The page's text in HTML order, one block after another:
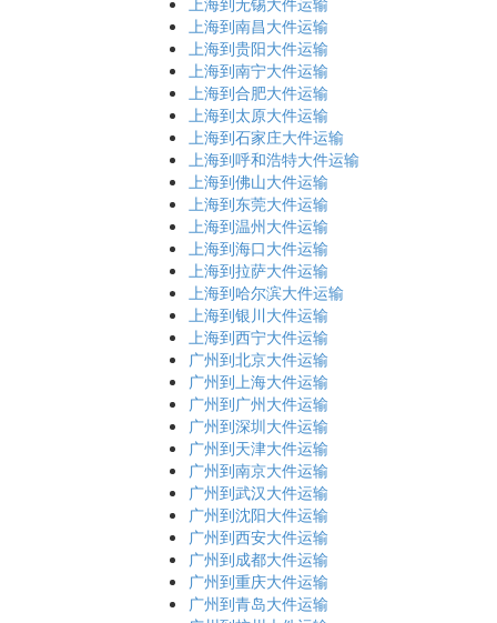
上海到南昌大件运输
上海到贵阳大件运输
上海到南宁大件运输
上海到合肥大件运输
上海到太原大件运输
上海到石家庄大件运输
上海到呼和浩特大件运输
上海到佛山大件运输
上海到东莞大件运输
上海到温州大件运输
上海到海口大件运输
上海到拉萨大件运输
上海到哈尔滨大件运输
上海到银川大件运输
上海到西宁大件运输
广州到北京大件运输
广州到上海大件运输
广州到广州大件运输
广州到深圳大件运输
广州到天津大件运输
广州到南京大件运输
广州到武汉大件运输
广州到沈阳大件运输
广州到西安大件运输
广州到成都大件运输
广州到重庆大件运输
广州到青岛大件运输